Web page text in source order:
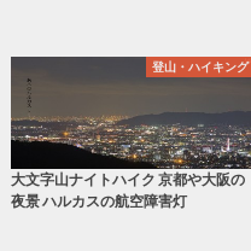
登山・ハイキング
大文字山ナイトハイク 京都や大阪の
夜景 ハルカスの航空障害灯